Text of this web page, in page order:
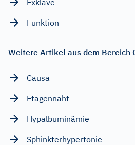
Funktion
Weitere Artikel aus dem Bereich
Causa
Etagennaht
Hypalbuminämie
Sphinkterhypertonie